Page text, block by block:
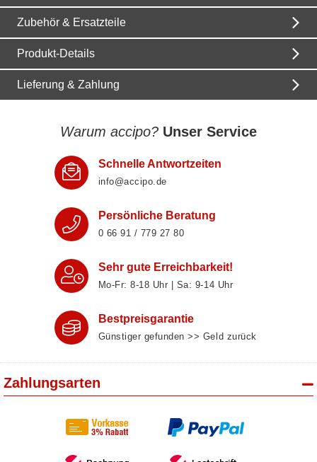
Zubehör & Ersatzteile
Produkt-Details
Lieferung & Zahlung
Warum accipo? Unser Service
Schnelle Antwortzeiten
info@accipo.de
Persönliche Beratung
0 66 91 / 779 27 80
Sehr gute Erreichbarkeit!
Mo-Fr: 8‑18 Uhr | Sa: 9‑14 Uhr
Bestpreisgarantie
Günstiger gefunden >> Geld zurück
Zahlungsarten